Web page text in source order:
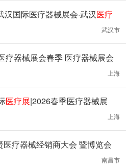
国际医疗器械展会·武汉医疗
武汉市
疗器械展会春季 医疗器械展会
上海
医疗展|2026春季医疗器械展
上海
医疗器械经销商大会 暨博览会
南昌市